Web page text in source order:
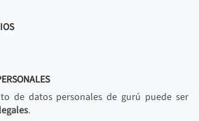
de datos personales de gurú puede ser
.